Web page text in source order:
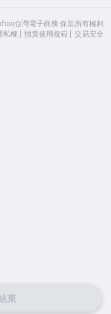
束
台灣電子商務 保留所有權利
私權 拍賣使用規範 交易安全